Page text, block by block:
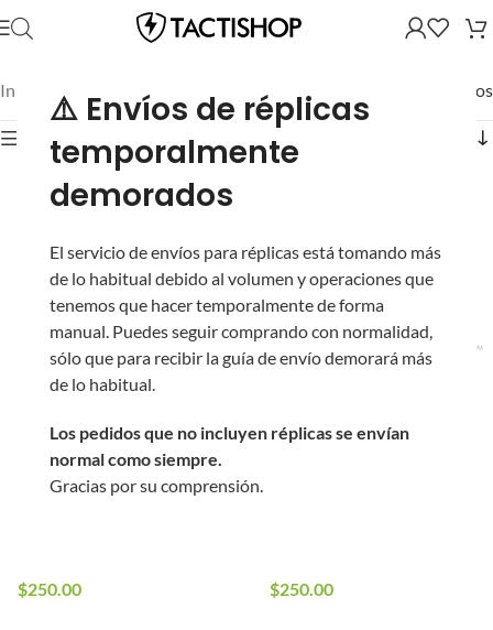
⚠️ Envíos de réplicas
temporalmente
demorados
El servicio de envíos para réplicas está tomando más
de lo habitual debido al volumen y operaciones que
tenemos que hacer temporalmente de forma
manual. Puedes seguir comprando con normalidad,
sólo que para recibir la guía de envío demorará más
de lo habitual.
Los pedidos que no incluyen réplicas se envían
normal como siempre.
Gracias por su comprensión.
Inicio Mostrando los 5 resultados
Mostrar filtros
Luz LED Táctica
OPSMEN (Color: Azul)
$250.00
OPSMEN (Color: Verde)
$250.00